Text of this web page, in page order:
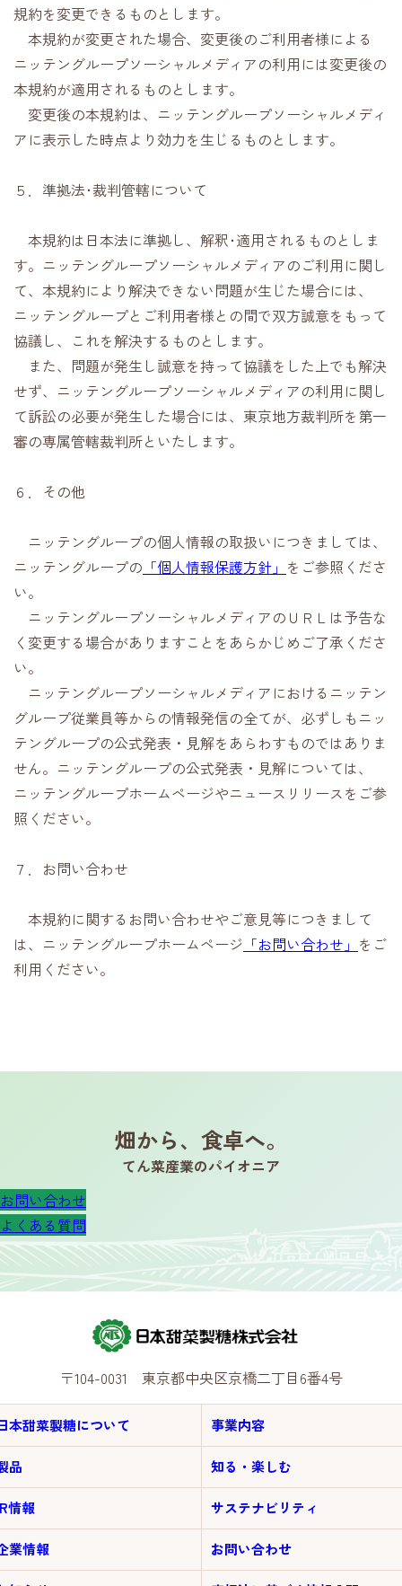
規約を変更できるものとします。
本規約が変更された場合、変更後のご利用者様による
ニッテングループソーシャルメディアの利用には変更後の
本規約が適用されるものとします。
変更後の本規約は、ニッテングループソーシャルメディ
アに表示した時点より効力を生じるものとします。
５．準拠法･裁判管轄について
本規約は日本法に準拠し、解釈･適用されるものとしま
す。ニッテングループソーシャルメディアのご利用に関し
て、本規約により解決できない問題が生じた場合には、
ニッテングループとご利用者様との間で双方誠意をもって
協議し、これを解決するものとします。
また、問題が発生し誠意を持って協議をした上でも解決
せず、ニッテングループソーシャルメディアの利用に関し
て訴訟の必要が発生した場合には、東京地方裁判所を第一
審の専属管轄裁判所といたします。
６．その他
ニッテングループの個人情報の取扱いにつきましては、
ニッテングループの 「個人情報保護方針」 をご参照くださ
い。
ニッテングループソーシャルメディアのＵＲＬは予告な
く変更する場合がありますことをあらかじめご了承くださ
い。
ニッテングループソーシャルメディアにおけるニッテン
グループ従業員等からの情報発信の全てが、必ずしもニッ
テングループの公式発表・見解をあらわすものではありま
せん。ニッテングループの公式発表・見解については、
ニッテングループホームページやニュースリリースをご参
照ください。
７．お問い合わせ
本規約に関するお問い合わせやご意見等につきまして
は、ニッテングループホームページ 「お問い合わせ」 をご
利用ください。
畑から、食卓へ。
てん菜産業のパイオニア
お問い合わせ
よくある質問
〒104-0031 東京都中央区京橋二丁目6番4号
本甜菜製糖について 事業内容
品 知る・楽しむ
情報 サステナビリティ
業情報 お問い合わせ